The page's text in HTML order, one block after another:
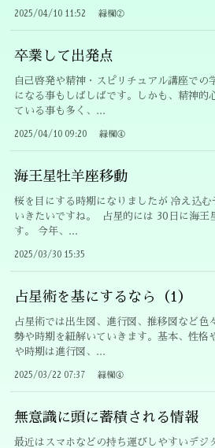
2025/04/10 11:52 緑欄②
卒業して出発点
自己啓発や精神・スピリチュアル講座での
になる事もしばしばです。しかも、精神的
ている事も多く、...
2025/04/10 09:20 緑欄④
海王星牡羊座移動
桜を目にする時期になりましたが 冷え込
いきたいですね。 占星的には 30日に海王
す。 今年、...
2025/03/30 15:35
占星術を基にするなら（1）
占星術では出生図、進行図、推移図など色
勢や時期を紐解いていきます。基本、性格
や時期は進行図、...
2025/03/22 07:37 緑欄④
無意識に頭に蓄積される情報
最近はスマホなどの持ち運びしやすいデジ